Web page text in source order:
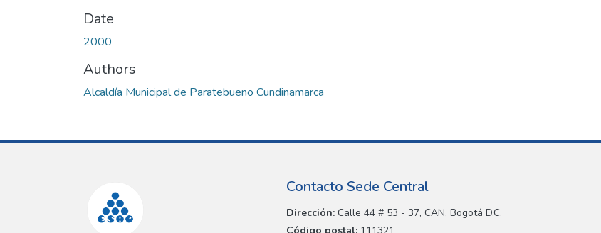
Date
2000
Authors
Alcaldía Municipal de Paratebueno Cundinamarca
Contacto Sede Central
Dirección: Calle 44 # 53 - 37, CAN, Bogotá D.C.